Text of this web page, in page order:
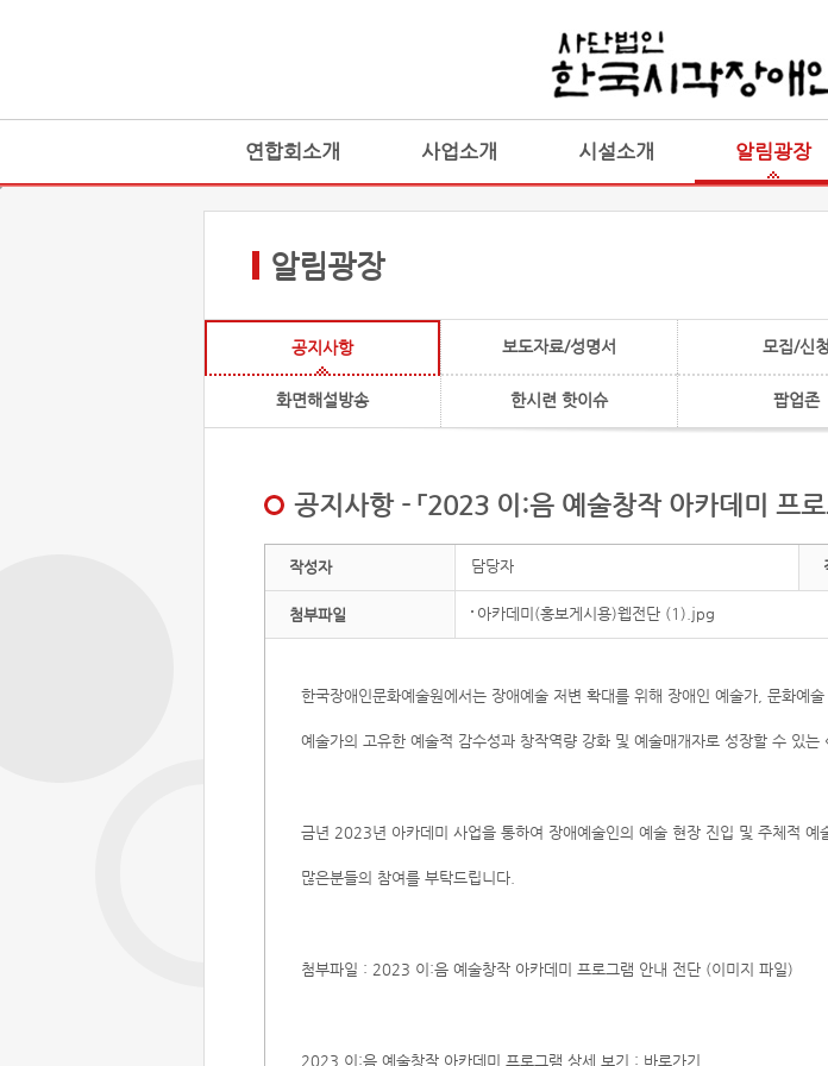
연합회소개 사업소개 시설소개 알림광장
알림광장
공지사항 보도자료/성명서 모집/신청
화면해설방송 한시련 핫이슈 팝업존
공지사항 - 「2023 이:음 예술창작 아카데미 프로
작성자 담당자
첨부파일 아카데미(홍보게시용)웹전단 (1).jpg
한국장애인문화예술원에서는 장애예술 저변 확대를 위해 장애인 예술가, 문화예
예술가의 고유한 예술적 감수성과 창작역량 강화 및 예술매개자로 성장할 수 있는
금년 2023년 아카데미 사업을 통하여 장애예술인의 예술 현장 진입 및 주체적 예
많은분들의 참여를 부탁드립니다.
첨부파일 : 2023 이:음 예술창작 아카데미 프로그램 안내 전단 (이미지 파일)
​2023 이:음 예술창작 아카데미 프로그램 상세 보기 : 바로가기